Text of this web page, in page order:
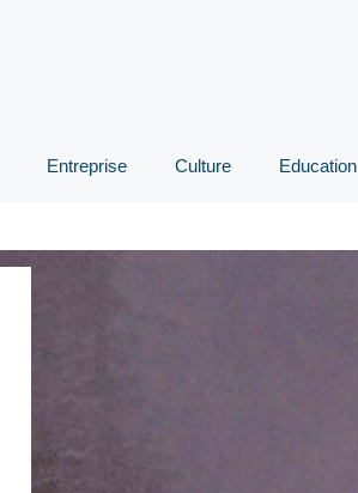
Entreprise Culture Education